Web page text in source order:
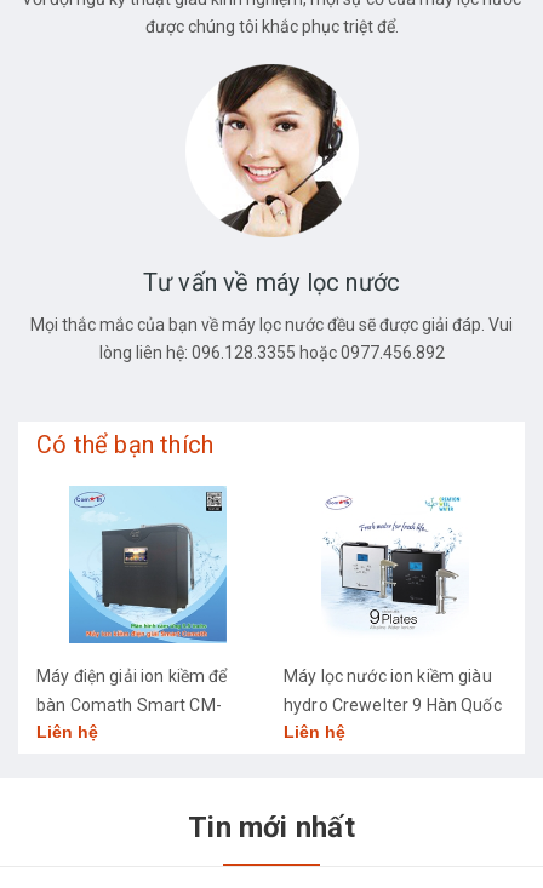
được chúng tôi khắc phục triệt để.
Tư vấn về máy lọc nước
Mọi thắc mắc của bạn về máy lọc nước đều sẽ được giải đáp. Vui
lòng liên hệ: 096.128.3355 hoặc 0977.456.892
Có thể bạn thích
Máy điện giải ion kiềm để
bàn Comath Smart CM-
3668
Liên hệ
Máy lọc nước ion kiềm giàu
hydro Crewelter 9 Hàn Quốc
Liên hệ
Tin mới nhất